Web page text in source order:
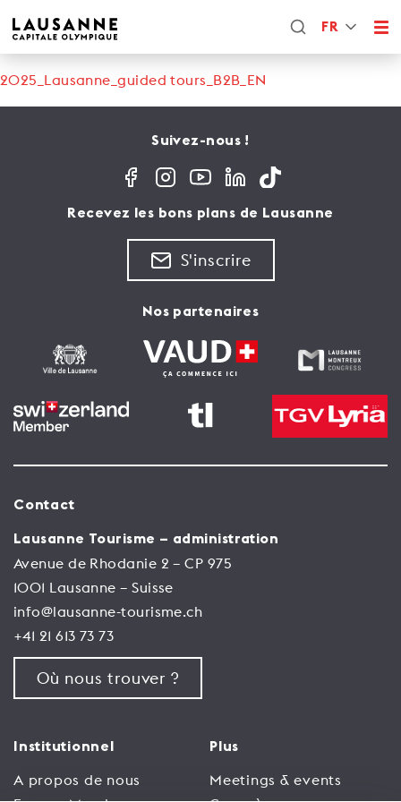
FR
2025_Lausanne_guided tours_B2B_EN
Suivez-nous !
Recevez les bons plans de Lausanne
S'inscrire
Nos partenaires
Contact
Lausanne Tourisme – administration
Avenue de Rhodanie 2 – CP 975
1001 Lausanne – Suisse
info@lausanne-tourisme.ch
+41 21 613 73 73
Où nous trouver ?
Institutionnel
A propos de nous
Plus
Meetings & events